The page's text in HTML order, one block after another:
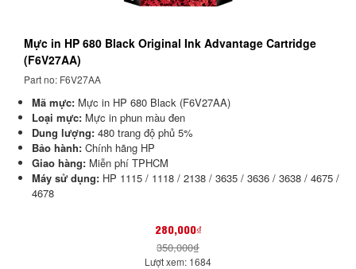
Mực in HP 680 Black Original Ink Advantage Cartridge
(F6V27AA)
Part no: F6V27AA
Mã mực: Mực in HP 680 Black (F6V27AA)
Loại mực: Mực in phun màu đen
Dung lượng: 480 trang độ phủ 5%
Bảo hành: Chính hãng HP
Giao hàng: Miễn phí TPHCM
Máy sử dụng: HP 1115 / 1118 / 2138 / 3635 / 3636 / 3638 / 4675 /
4678
280,000₫
350,000₫
Lượt xem: 1684